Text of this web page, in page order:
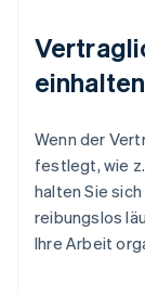
einhalten
Wenn der
festlegt, wie
halten Sie
reibungslos
Ihre Arbeit